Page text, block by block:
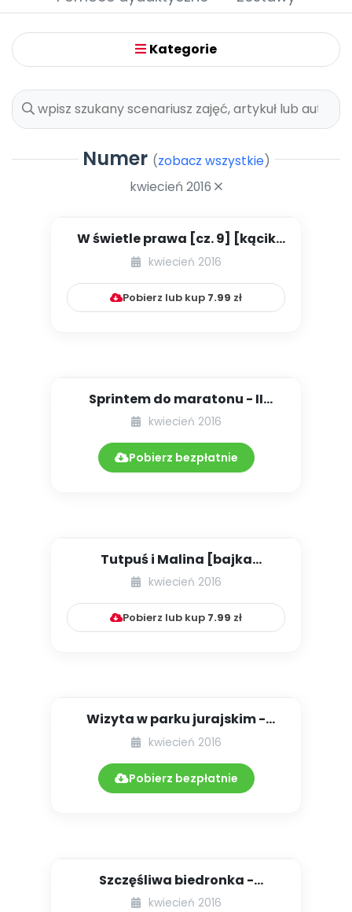
Pomoc
Kategorie
Numer (zobacz wszystkie)
kwiecień 2016
W świetle prawa [cz. 9] [kącik
eksperta]
kwiecień 2016
Pobierz lub kup 7.99 zł
Sprintem do maratonu - II
OGÓLNOPOLSKI MARATON
kwiecień 2016
Pobierz bezpłatnie
Tutpuś i Malina [bajka
edukacyjna + zabawy i
kwiecień 2016
Pobierz lub kup 7.99 zł
Wizyta w parku jurajskim -
opowiadanie
kwiecień 2016
Pobierz bezpłatnie
Szczęśliwa biedronka -
opowiadanie
kwiecień 2016